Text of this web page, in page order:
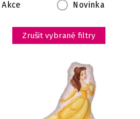
Akce Novinka
Zrušit vybrané filtry